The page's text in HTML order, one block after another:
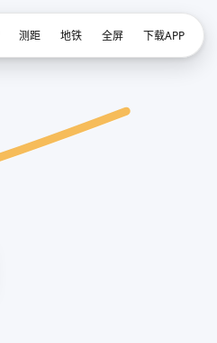
测距 地铁 全屏 下载APP